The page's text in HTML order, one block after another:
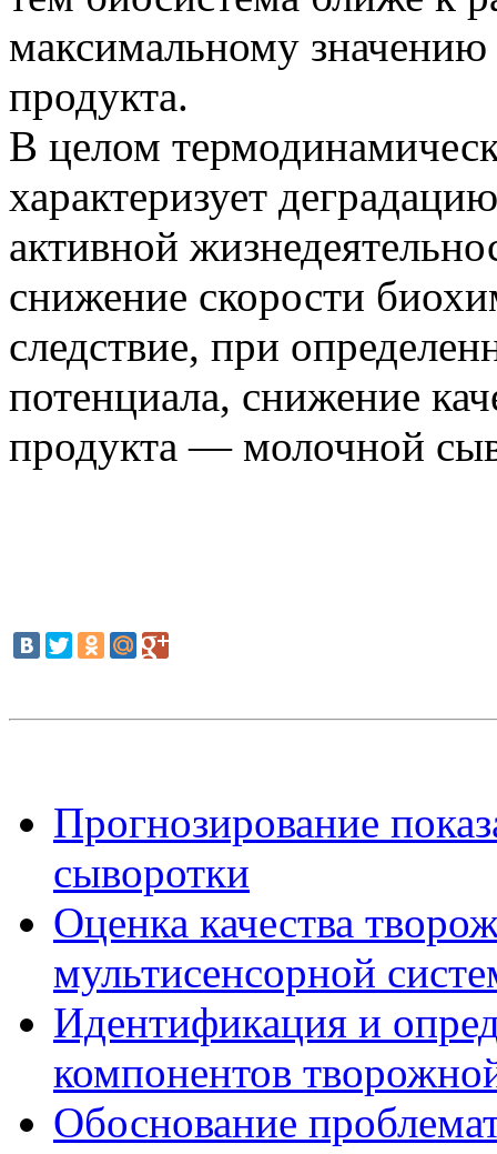
максимальному
продукта.
В целом
характеризует
активной
снижение скорости
следствие, при
потенциала, снижение
продукта — молочной
Прогнозирование
сыворотки
Оценка качества
мультисенсорной
Идентификация и
компонентов
Обоснование